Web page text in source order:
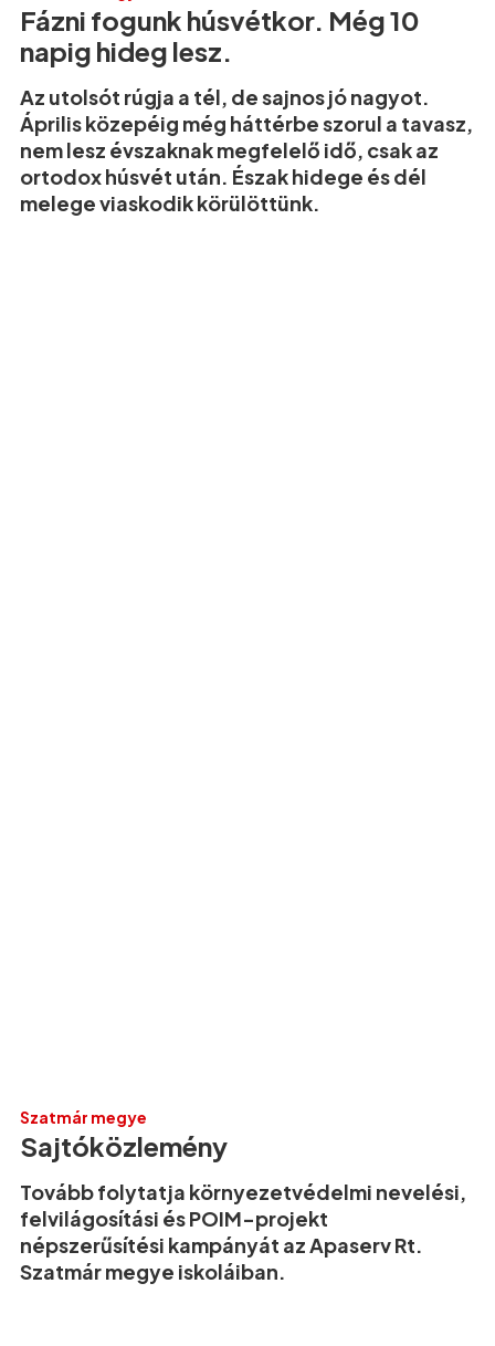
Fázni fogunk húsvétkor. Még 10
napig hideg lesz.
Az utolsót rúgja a tél, de sajnos jó nagyot.
Április közepéig még háttérbe szorul a tavasz,
nem lesz évszaknak megfelelő idő, csak az
ortodox húsvét után. Észak hidege és dél
melege viaskodik körülöttünk.
Szatmár megye
Sajtóközlemény
Tovább folytatja környezetvédelmi nevelési,
felvilágosítási és POIM-projekt
népszerűsítési kampányát az Apaserv Rt.
Szatmár megye iskoláiban.